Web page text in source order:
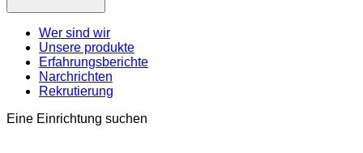
Wer sind wir
Unsere produkte
Erfahrungsberichte
Narchrichten
Rekrutierung
Eine Einrichtung suchen